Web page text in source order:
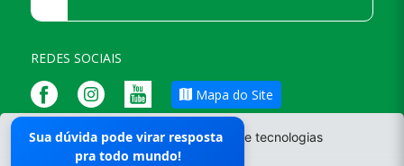
O site da Prefeitura não utiliza cookies e tecnologias
semelhantes.
REDES SOCIAIS
Mapa do Site
Responsável pelo Portal
Leticia
Sua dúvida pode virar resposta
pra todo mundo!